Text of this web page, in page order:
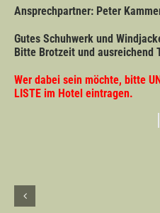
Ansprechpartner: Peter
Gutes Schuhwerk und
Bitte Brotzeit und ausreichend
Wer dabei sein möchte, bitte
LISTE im Hotel eintragen.